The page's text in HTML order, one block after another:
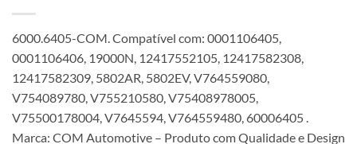
6000.6405-COM. Compatível com: 0001106405,
0001106406, 19000N, 12417552105, 12417582308,
12417582309, 5802AR, 5802EV, V764559080,
V754089780, V755210580, V75408978005,
V75500178004, V7645594, V764559480, 60006405 .
Marca: COM Automotive – Produto com Qualidade e Design